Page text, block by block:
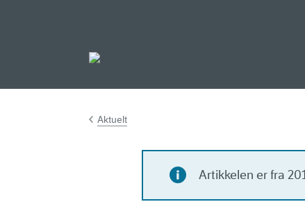
Aktuelt
Artikkelen er fra